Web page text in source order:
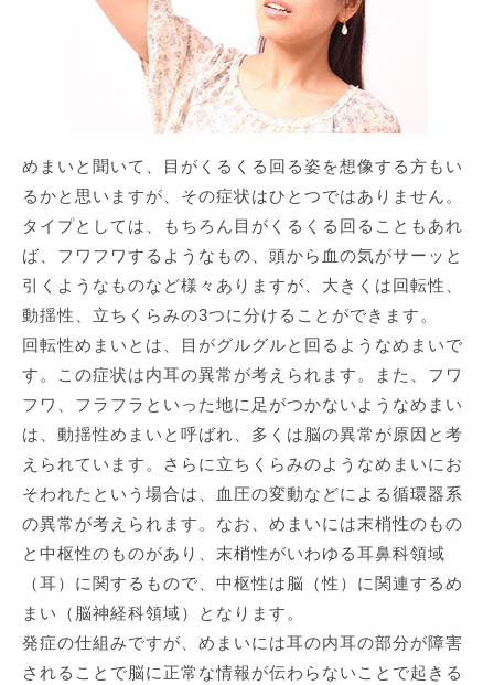
めまいと聞いて、目がくるくる回る姿を想像する方もい
るかと思いますが、その症状はひとつではありません。
タイプとしては、もちろん目がくるくる回ることもあれ
ば、フワフワするようなもの、頭から血の気がサーッと
引くようなものなど様々ありますが、大きくは回転性、
動揺性、立ちくらみの3つに分けることができます。
回転性めまいとは、目がグルグルと回るようなめまいで
す。この症状は内耳の異常が考えられます。また、フワ
フワ、フラフラといった地に足がつかないようなめまい
は、動揺性めまいと呼ばれ、多くは脳の異常が原因と考
えられています。さらに立ちくらみのようなめまいにお
そわれたという場合は、血圧の変動などによる循環器系
の異常が考えられます。なお、めまいには末梢性のもの
と中枢性のものがあり、末梢性がいわゆる耳鼻科領域
（耳）に関するもので、中枢性は脳（性）に関連するめ
まい（脳神経科領域）となります。
発症の仕組みですが、めまいには耳の内耳の部分が障害
されることで脳に正常な情報が伝わらないことで起きる